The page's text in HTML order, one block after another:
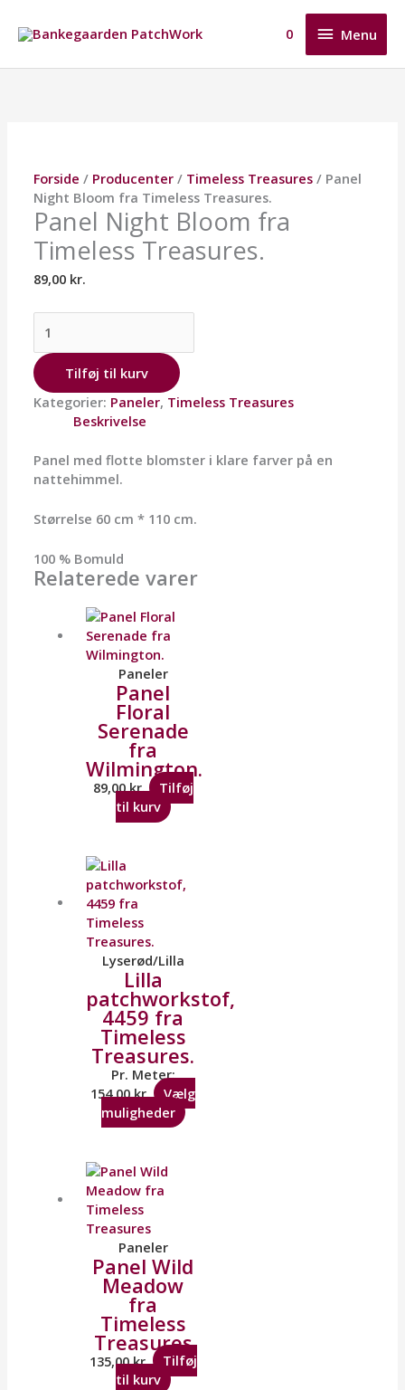
indholdet
Menu
Menu
0
Forside / Producenter / Timeless Treasures / Panel
Night Bloom fra Timeless Treasures.
Panel Night Bloom fra
Timeless Treasures.
89,00 kr.
Treasures.
antal
Tilføj til kurv
Kategorier: Paneler, Timeless Treasures
Beskrivelse
Panel med flotte blomster i klare farver på en
nattehimmel.
Størrelse 60 cm * 110 cm.
100 % Bomuld
Relaterede varer
Paneler
Panel
Floral
Serenade
fra
Wilmington.
89,00kr.
Tilføj
til kurv
Lyserød/Lilla
Lilla
patchworkstof,
4459 fra
Timeless
Treasures.
Pr. Meter:
154,00kr.
Vælg
muligheder
Mulighederne
kan
vælges
på
varesiden
Paneler
Panel Wild
Meadow
fra
Timeless
Treasures
135,00kr.
Tilføj
til kurv